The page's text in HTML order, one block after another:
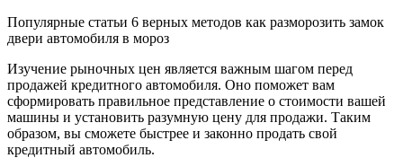
Популярные статьи 6 верных методов как разморозить замок
двери автомобиля в мороз
Изучение рыночных цен является важным шагом перед
продажей кредитного автомобиля. Оно поможет вам
сформировать правильное представление о стоимости вашей
машины и установить разумную цену для продажи. Таким
образом, вы сможете быстрее и законно продать свой
кредитный автомобиль.